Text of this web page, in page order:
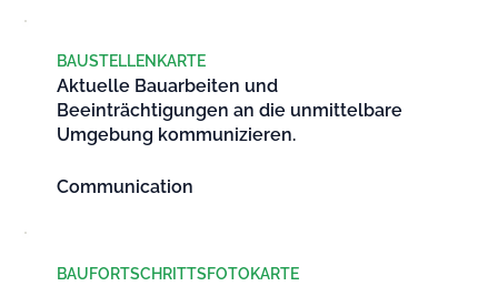
BAUSTELLENKARTE
Aktuelle Bauarbeiten und
Beeinträchtigungen an die unmittelbare
Umgebung kommunizieren.
Communication
BAUFORTSCHRITTSFOTOKARTE